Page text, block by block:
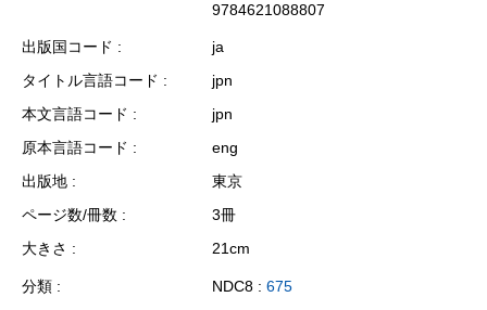
9784621088807
出版国コード
ja
タイトル言語コード
jpn
本文言語コード
jpn
原本言語コード
eng
出版地
東京
ページ数/冊数
3冊
大きさ
21cm
分類 NDC8 : 675